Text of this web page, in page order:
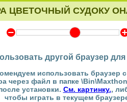
ЦВЕТОЧНЫЙ СУДОКУ
Y
другой браузер
использовать браузер
через файл в папке
установки. См. картинку.,
чтобы играть в текущем